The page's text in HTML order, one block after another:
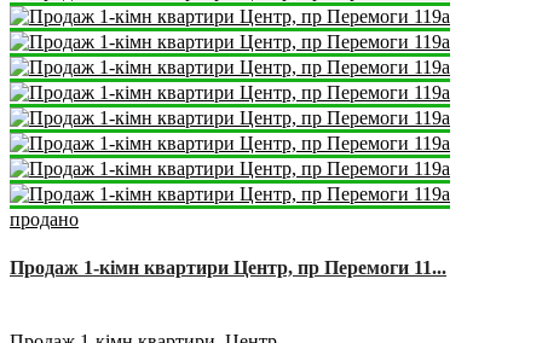
продано
Продаж 1-кімн квартири Центр, пр Перемоги 11...